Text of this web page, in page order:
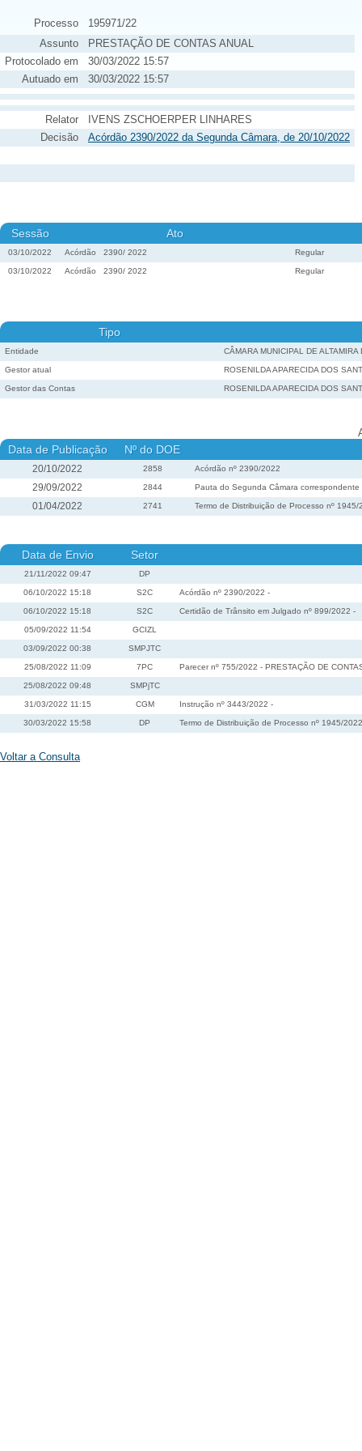
Processo
195971/22
Assunto
PRESTAÇÃO DE CONTAS ANUAL
Protocolado em
30/03/2022 15:57
Autuado em
30/03/2022 15:57
Relator
IVENS ZSCHOERPER LINHARES
Decisão
Acórdão 2390/2022 da Segunda Câmara, de 20/10/2022
Sessão Ato
03/10/2022 Acórdão 2390/ 2022 Regular
03/10/2022 Acórdão 2390/ 2022 Regular
Tipo
Entidade CÂMARA MUNICIPAL DE ALTAMIRA
Gestor atual ROSENILDA APARECIDA DOS
Gestor das Contas ROSENILDA APARECIDA DOS
Data de Publicação Nº do DOE
20/10/2022 2858 Acórdão nº 2390/2022
29/09/2022 2844 Pauta do Segunda Câmara
01/04/2022 2741 Termo de Distribuição de Processo nº 1945/
Data de Envio Setor
21/11/2022 09:47 DP
06/10/2022 15:18 S2C Acórdão nº 2390/2022 -
06/10/2022 15:18 S2C Certidão de Trânsito em Julgado nº 899/2022 -
05/09/2022 11:54 GCIZL
03/09/2022 00:38 SMPJTC
25/08/2022 11:09 7PC Parecer nº 755/2022 - PRESTAÇÃO DE
25/08/2022 09:48 SMPjTC
31/03/2022 11:15 CGM Instrução nº 3443/2022 -
30/03/2022 15:58 DP Termo de Distribuição de Processo nº 1945/
Voltar a Consulta